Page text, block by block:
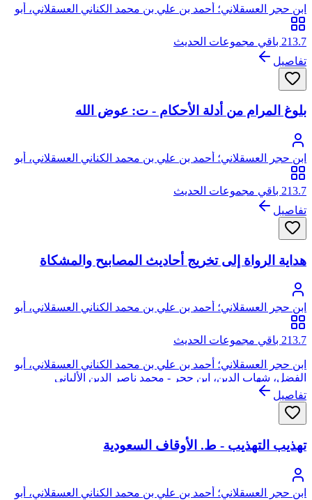
ابن حجر العسقلاني؛ أحمد بن علي بن محمد الكناني العسقلاني، أبو
الفضل، شهاب الدين، ابن حجر
213.7 باقي مجموعات الحديث
تفاصيل
بلوغ المرام من أدلة الأحكام - ت: عوض الله
ابن حجر العسقلاني؛ أحمد بن علي بن محمد الكناني العسقلاني، أبو
الفضل، شهاب الدين، ابن حجر
213.7 باقي مجموعات الحديث
تفاصيل
هداية الرواة إلى تخريج أحاديث المصابيح والمشكاة
ابن حجر العسقلاني؛ أحمد بن علي بن محمد الكناني العسقلاني، أبو
الفضل، شهاب الدين، ابن حجر
213.7 باقي مجموعات الحديث
ابن حجر العسقلاني؛ أحمد بن علي بن محمد الكناني العسقلاني، أبو
الفضل، شهاب الدين، ابن حجر - محمد ناصر الدين الألباني
تفاصيل
تهذيب التهذيب - ط. الأوقاف السعودية
ابن حجر العسقلاني؛ أحمد بن علي بن محمد الكناني العسقلاني، أبو